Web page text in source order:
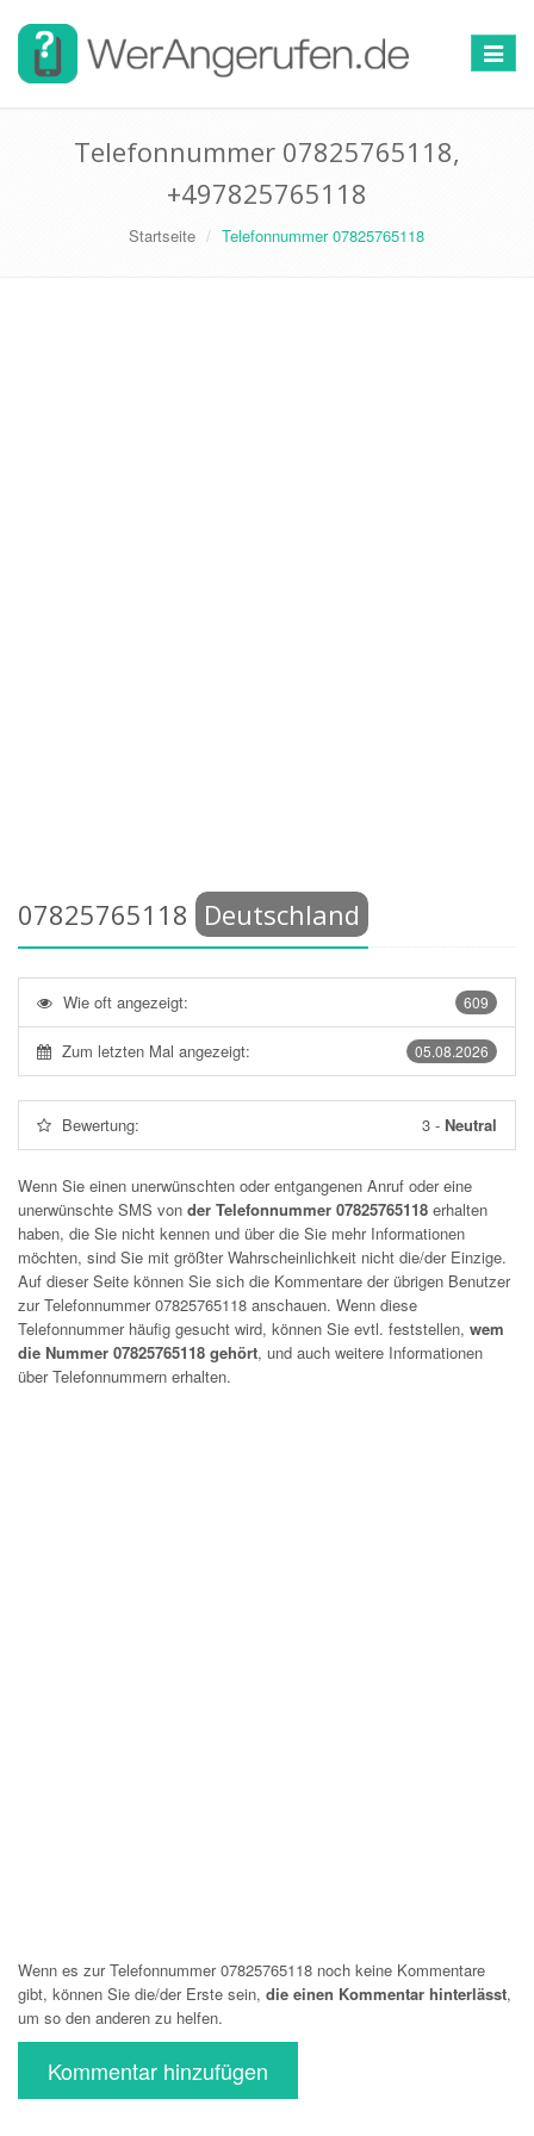
Toggle
Telefonnummer 07825765118,
+497825765118
Startseite Telefonnummer 07825765118
07825765118 Deutschland
609
Wie oft angezeigt:
05.08.2026
Zum letzten Mal angezeigt:
Bewertung: 3 - Neutral
Wenn Sie einen unerwünschten oder entgangenen Anruf oder eine
unerwünschte SMS von der Telefonnummer 07825765118 erhalten
haben, die Sie nicht kennen und über die Sie mehr Informationen
möchten, sind Sie mit größter Wahrscheinlichkeit nicht die/der Einzige.
Auf dieser Seite können Sie sich die Kommentare der übrigen Benutzer
zur Telefonnummer07825765118 anschauen. Wenn diese
Telefonnummer häufig gesucht wird, können Sie evtl. feststellen, wem
die Nummer 07825765118 gehört, und auch weitere Informationen
über Telefonnummern erhalten.
Wenn es zur Telefonnummer 07825765118 noch keine Kommentare
gibt, können Sie die/der Erste sein, die einen Kommentar hinterlässt,
um so den anderen zu helfen.
Kommentar hinzufügen